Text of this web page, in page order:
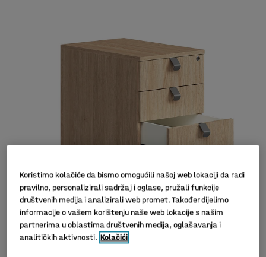
Slični proizvodi
Koristimo kolačiće da bismo omogućili našoj web lokaciji da radi
pravilno, personalizirali sadržaj i oglase, pružali funkcije
društvenih medija i analizirali web promet. Također dijelimo
informacije o vašem korištenju naše web lokacije s našim
partnerima u oblastima društvenih medija, oglašavanja i
analitičkih aktivnosti. Kolačići